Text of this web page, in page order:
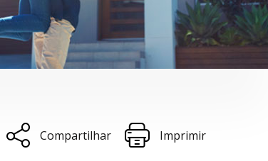
Compartilhar Imprimir